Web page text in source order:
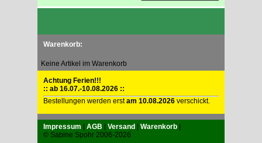
Warenkorb:
Keine Artikel im Warenkorb
Achtung Ferien!!!
:: ab 16.07.-10.08.2026 ::
Bestellungen werden erstam 10.08.2026 verschickt.
Impressum | AGB | Versand | Warenkorb |
© Sabine Spohr 2006-2026